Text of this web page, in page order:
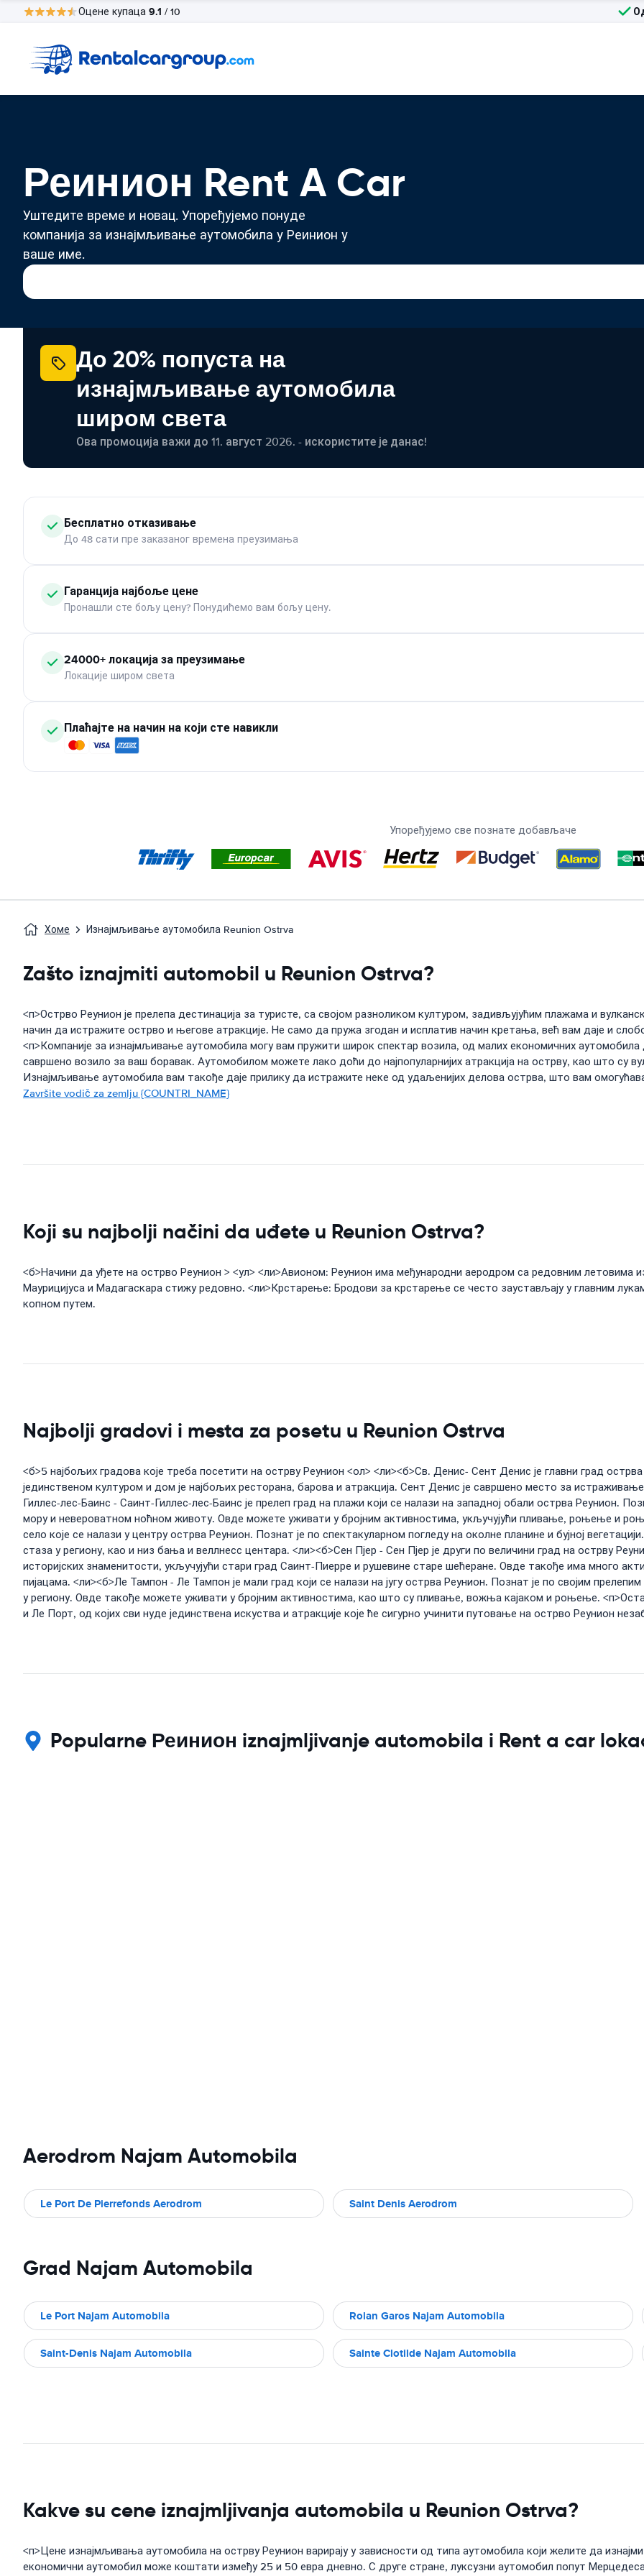
Оцене купаца 9.1 / 10
Реинион Rent A Car
Уштедите време и новац. Упоређујемо понуде
компанија за изнајмљивање аутомобила у Реинион у
ваше име.
До 20% попуста на
изнајмљивање аутомобила
широм света
Ова промоција важи до 11. август 2026. - искористите је данас!
Бесплатно отказивање
До 48 сати пре заказаног времена преузимања
Гаранција најбоље цене
Пронашли сте бољу цену? Понудићемо вам бољу цену.
24000+ локација за преузимање
Локације широм света
Плаћајте на начин на који сте навикли
Упоређујемо све познате добављаче
Хоме Изнајмљивање аутомобила Reunion Ostrva
Zašto iznajmiti automobil u Reunion Ostrva?
<п>Острво Реунион је прелепа дестинација за туристе, са својом разноликом културом, задивљујућим плажама и
начин да истражите острво и његове атракције. Не само да пружа згодан и исплатив начин кретања, већ вам даје и
<п>Компаније за изнајмљивање аутомобила могу вам пружити широк спектар возила, од малих економичних
савршено возило за ваш боравак. Аутомобилом можете лако доћи до најпопуларнијих атракција на острву, као што су
Изнајмљивање аутомобила вам такође даје прилику да истражите неке од удаљенијих делова острва, што вам
Završite vodič za zemlju {COUNTRI_NAME}
Koji su najbolji načini da uđete u Reunion Ostrva?
<б>Начини да уђете на острво Реунион > <ул> <ли>Авионом: Реунион има међународни аеродром са редовним летовима
Маурицијуса и Мадагаскара стижу редовно. <ли>Крстарење: Бродови за крстарење се често заустављају у главним
копном путем.
Najbolji gradovi i mesta za posetu u Reunion Ostrva
<б>5 најбољих градова које треба посетити на острву Реунион <ол> <ли><б>Св. Денис- Сент Денис је главни град острва
јединственом културом и дом је најбољих ресторана, барова и атракција. Сент Денис је савршено место за
Гиллес-лес-Баинс - Саинт-Гиллес-лес-Баинс је прелеп град на плажи који се налази на западној обали острва Реунион.
мору и невероватном ноћном животу. Овде можете уживати у бројним активностима, укључујући пливање, роњење и
село које се налази у центру острва Реунион. Познат је по спектакуларном погледу на околне планине и бујној
стаза у региону, као и низ бања и веллнесс центара. <ли><б>Сен Пјер - Сен Пјер је други по величини град на острву
историјских знаменитости, укључујући стари град Саинт-Пиерре и рушевине старе шећеране. Овде такође има много
пијацама. <ли><б>Ле Тампон - Ле Тампон је мали град који се налази на југу острва Реунион. Познат је по својим
у региону. Овде такође можете уживати у бројним активностима, као што су пливање, вожња кајаком и роњење.
и Ле Порт, од којих сви нуде јединствена искуства и атракције које ће сигурно учинити путовање на острво Реунион
Popularne Реинион iznajmljivanje automobila i Rent a car
Aerodrom Najam Automobila
Le Port De Pierrefonds Aerodrom Saint Denis Aerodrom
Grad Najam Automobila
Le Port Najam Automobila Rolan Garos Najam Automobila
Saint-Denis Najam Automobila Sainte Clotilde Najam Automobila
Kakve su cene iznajmljivanja automobila u Reunion Ostrva?
<п>Цене изнајмљивања аутомобила на острву Реунион варирају у зависности од типа аутомобила који желите да
економични аутомобил може коштати између 25 и 50 евра дневно. С друге стране, луксузни аутомобил попут